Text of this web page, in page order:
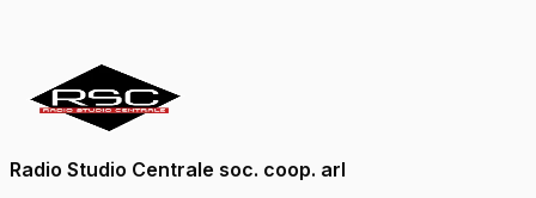
Radio Studio Centrale soc. coop. arl